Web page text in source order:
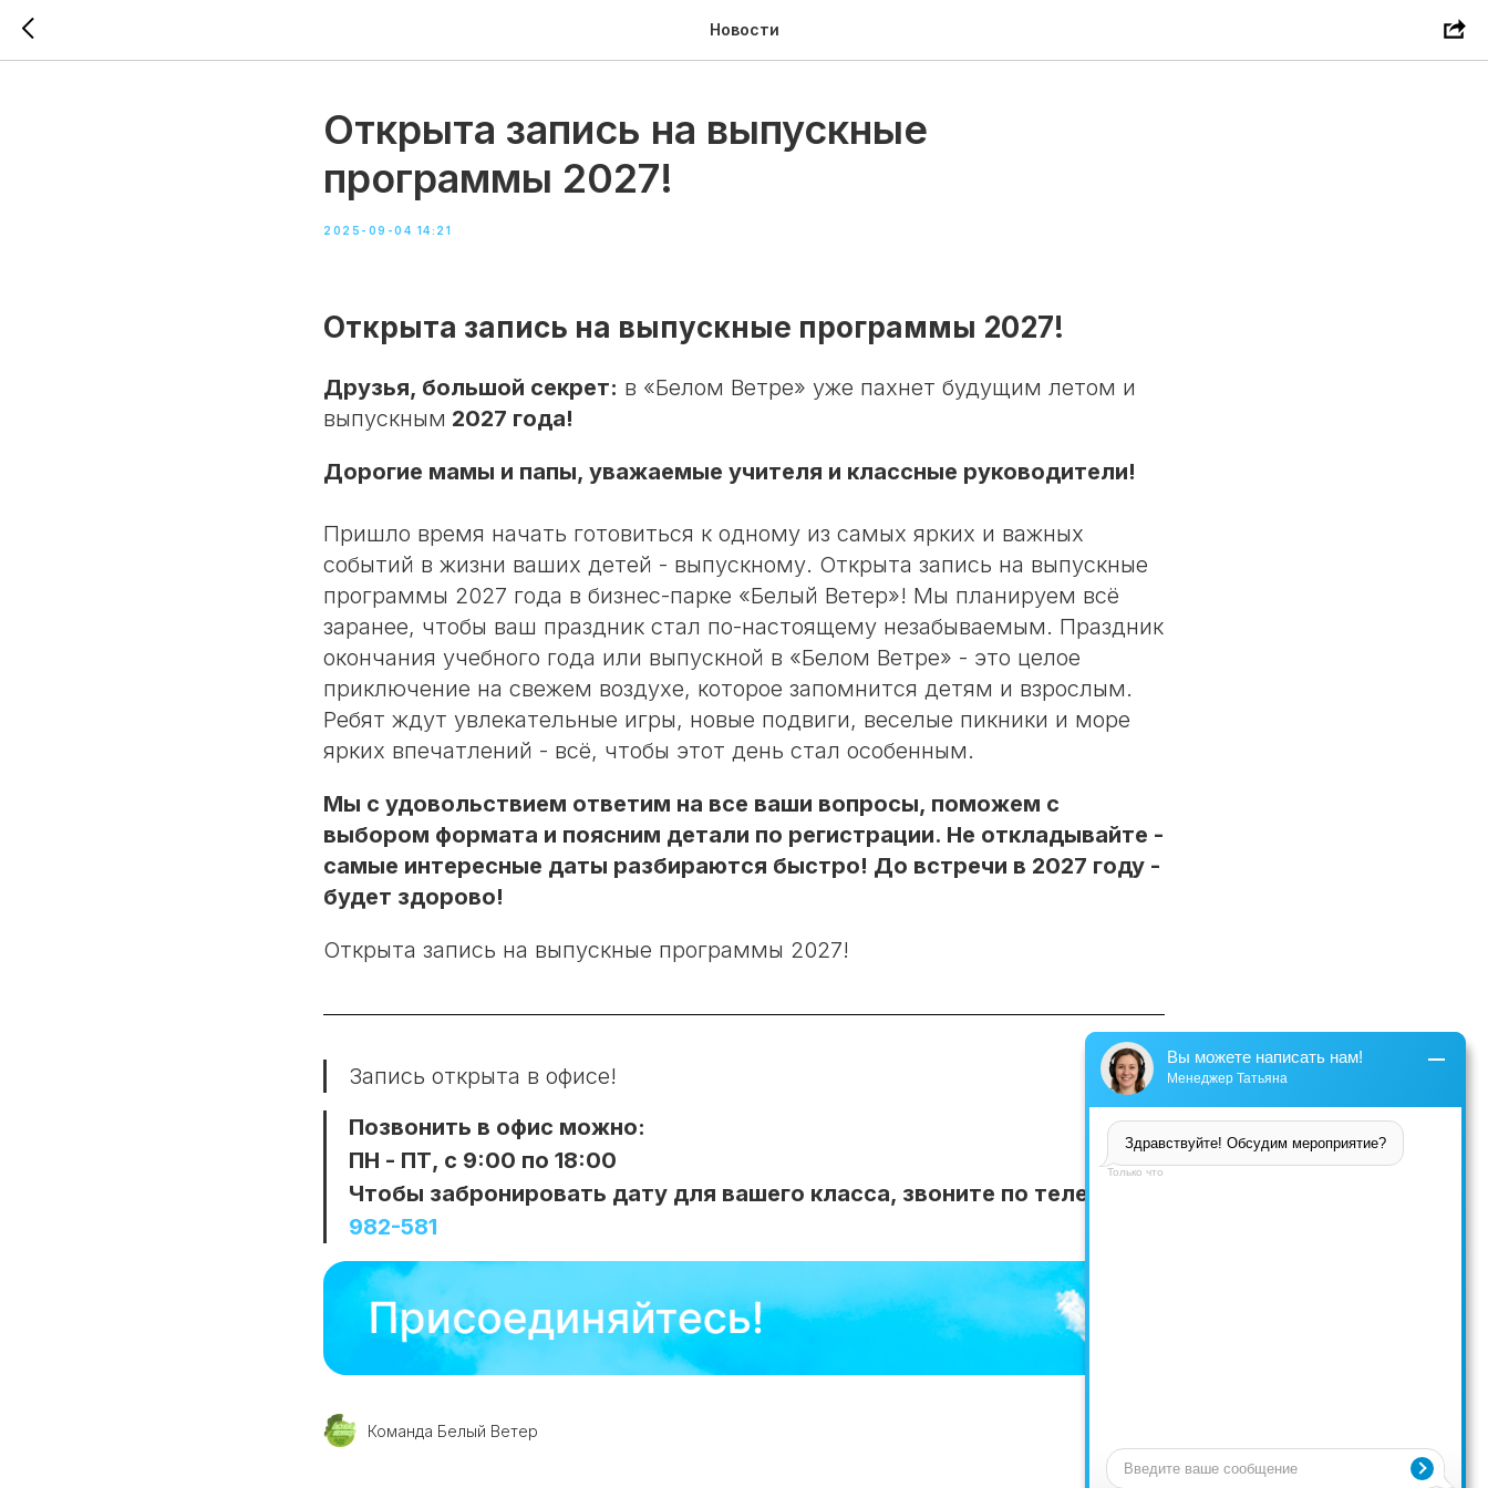
Новости
Открыта запись на выпускные
программы 2027!
2025-09-04 14:21
Открыта запись на выпускные программы 2027!
Друзья, большой секрет: в «Белом Ветре» уже пахнет будущим летом и
выпускным 2027 года!
Дорогие мамы и папы, уважаемые учителя и классные руководители!
Пришло время начать готовиться к одному из самых ярких и важных
событий в жизни ваших детей - выпускному. Открыта запись на выпускные
программы 2027 года в бизнес-парке «Белый Ветер»! Мы планируем всё
заранее, чтобы ваш праздник стал по-настоящему незабываемым. Праздник
окончания учебного года или выпускной в «Белом Ветре» - это целое
приключение на свежем воздухе, которое запомнится детям и взрослым.
Ребят ждут увлекательные игры, новые подвиги, веселые пикники и море
ярких впечатлений - всё, чтобы этот день стал особенным.
Мы с удовольствием ответим на все ваши вопросы, поможем с
выбором формата и поясним детали по регистрации. Не откладывайте -
самые интересные даты разбираются быстро! До встречи в 2027 году -
будет здорово!
Открыта запись на выпускные программы 2027!
Запись открыта в офисе!
Позвонить в офис можно:
ПН - ПТ, с 9:00 по 18:00
Чтобы забронировать дату для вашего класса, звоните по телефону:
982-581
Команда Белый Ветер
Вы можете написать нам!
Менеджер Татьяна
Здравствуйте! Обсудим мероприятие?
Только что
Вы можете написать нам!
Менеджер Татьяна
Здравствуйте! Обсудим мероприятие?
Только что